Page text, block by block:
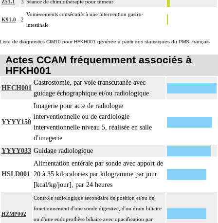
Z51.1 3 Séance de chimiothérapie pour tumeur
K91.0 2
Vomissements consécutifs à une intervention gastro-
intestinale
Liste de diagnostics CIM10 pour HFKH001 générée à partir des statistiques du PMSI français
Actes CCAM fréquemment associés à
HFKH001
HFCH001
Gastrostomie, par voie transcutanée avec
guidage échographique et/ou radiologique
YYYY150
Imagerie pour acte de radiologie
interventionnelle ou de cardiologie
interventionnelle niveau 5, réalisée en salle
d'imagerie
YYYY033 Guidage radiologique
HSLD001
Alimentation entérale par sonde avec apport de
20 à 35 kilocalories par kilogramme par jour
[kcal/kg/jour], par 24 heures
HZMP002
Contrôle radiologique secondaire de position et/ou de
fonctionnement d'une sonde digestive, d'un drain biliaire
ou d'une endoprothèse biliaire avec opacification par